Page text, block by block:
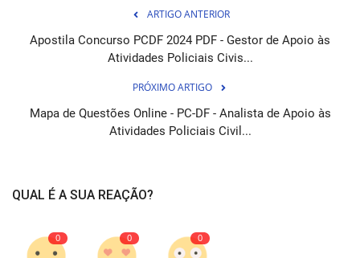
ARTIGO ANTERIOR
Apostila Concurso PCDF 2024 PDF - Gestor de Apoio às
Atividades Policiais Civis...
PRÓXIMO ARTIGO
Mapa de Questões Online - PC-DF - Analista de Apoio às
Atividades Policiais Civil...
QUAL É A SUA REAÇÃO?
0 0 0